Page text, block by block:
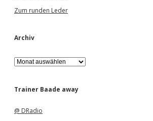
Zum runden Leder
Archiv
A
r
h
Trainer Baade away
@ DRadio